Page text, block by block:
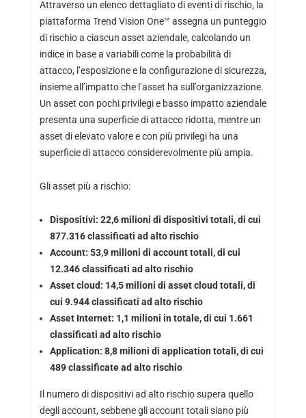
Attraverso un elenco dettagliato di eventi di rischio, la
piattaforma Trend Vision One™ assegna un punteggio
di rischio a ciascun asset aziendale, calcolando un
indice in base a variabili come la probabilità di
attacco, l’esposizione e la configurazione di sicurezza,
insieme all’impatto che l’asset ha sull’organizzazione.
Un asset con pochi privilegi e basso impatto aziendale
presenta una superficie di attacco ridotta, mentre un
asset di elevato valore e con più privilegi ha una
superficie di attacco considerevolmente più ampia.
Gli asset più a rischio:
Dispositivi: 22,6 milioni di dispositivi totali, di cui
877.316 classificati ad alto rischio
Account: 53,9 milioni di account totali, di cui
12.346 classificati ad alto rischio
Asset cloud: 14,5 milioni di asset cloud totali, di
cui 9.944 classificati ad alto rischio
Asset Internet: 1,1 milioni in totale, di cui 1.661
classificati ad alto rischio
Application: 8,8 milioni di application totali, di cui
489 classificate ad alto rischio
Il numero di dispositivi ad alto rischio supera quello
degli account, sebbene gli account totali siano più